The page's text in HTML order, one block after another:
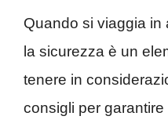
Quando si viaggia in
la sicurezza è un
tenere in
consigli per